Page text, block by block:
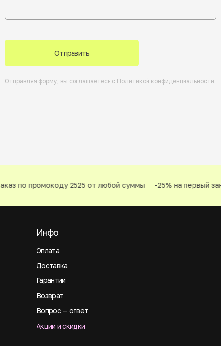
Отправить
Отправляя форму, вы соглашаетесь с Политикой конфиденциальности.
по промокоду 2525 от любой суммы -25% на первый
Оплата
Инфо
Доставка
Гарантии
Возврат
Вопрос — ответ
Акции и скидки